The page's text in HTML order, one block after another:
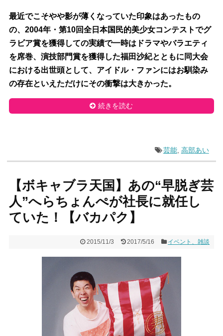
最近でこそやや影が薄くなっていた印象はあったもの
の、2004年・第10回全日本国民的美少女コンテストでグ
ラビア賞を獲得しての実績で一時はドラマやバラエティ
を席巻、演技部門賞を獲得した福田沙紀とともに同大会
における出世頭として、アイドル・ファンにはお馴染み
の存在といえただけにその衝撃は大きかった。
続きを読む
芸能, 高部あい
【ボキャブラ天国】あの“早脱ぎ芸
人”へらちょんぺが社長に就任し
ていた！【バカパク】
2015/11/3 2017/5/16 イベント、雑談